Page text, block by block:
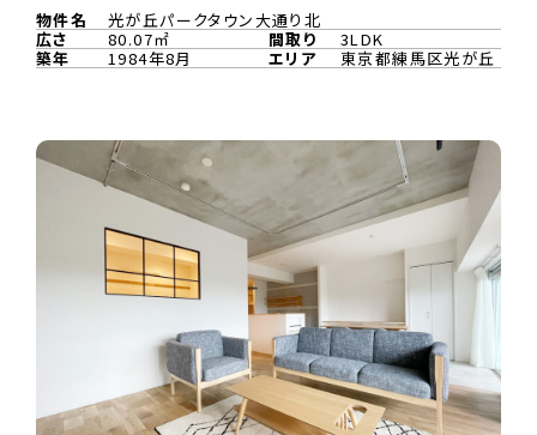
物件名
光が丘パークタウン大通り北
広さ
80.07㎡ 間取り
3LDK
築年
1984年8月 エリア 東京都練馬区光が丘